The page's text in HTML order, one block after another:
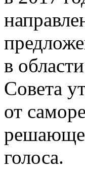
в
Совета
от
голоса.